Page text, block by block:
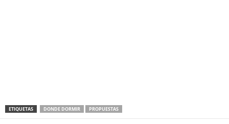
ETIQUETAS DONDE DORMIR PROPUESTAS